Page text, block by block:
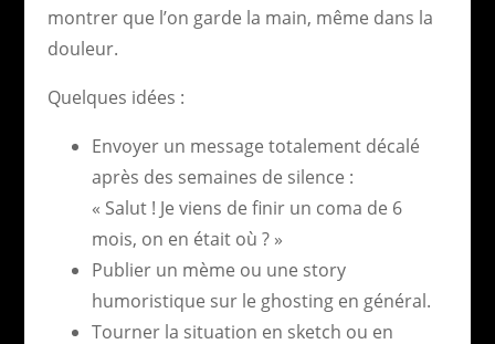
montrer que l’on garde la main, même dans la
douleur.
Quelques idées :
Envoyer un message totalement décalé
après des semaines de silence :
« Salut ! Je viens de finir un coma de 6
mois, on en était où ? »
Publier un mème ou une story
humoristique sur le ghosting en général.
Tourner la situation en sketch ou en